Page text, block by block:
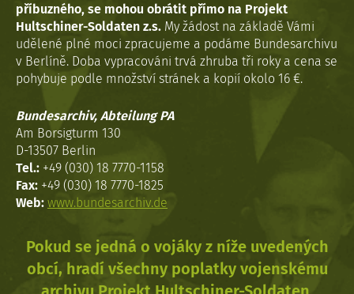
příbuzného, se mohou obrátit přímo na Projekt
Hultschiner-Soldaten z.s. My žádost na základě Vámi
udělené plné moci zpracujeme a podáme Bundesarchivu
v Berlíně. Doba vypracováni trvá zhruba tři roky a cena se
pohybuje podle množství stránek a kopií okolo 16 €.
Bundesarchiv, Abteilung PA
Am Borsigturm 130
D-13507 Berlin
Tel.: +49 (030) 18 7770-1158
Fax: +49 (030) 18 7770-1825
Web: www.bundesarchiv.de
Pokud se jedná o vojáky z níže uvedených
obcí, hradí všechny poplatky vojenskému